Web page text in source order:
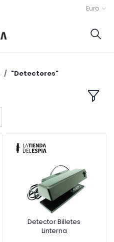
Euro
"Detectores"
Añadir a la cesta
Detector Billetes
Linterna